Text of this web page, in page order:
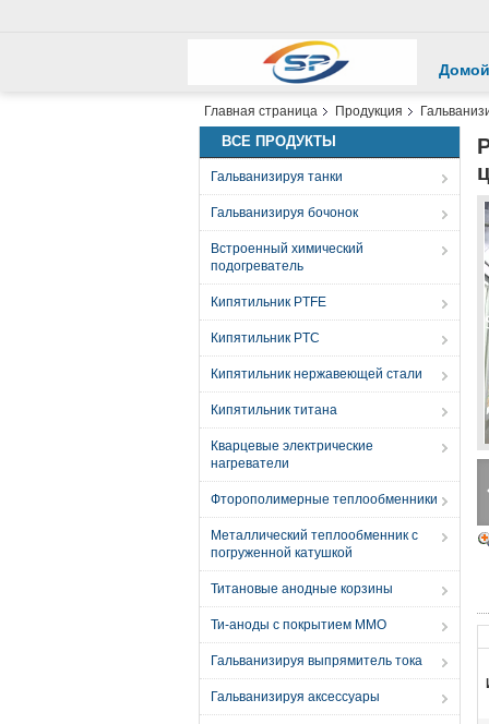
Домой
Главная страница Продукция
ВСЕ ПРОДУКТЫ
Гальванизируя танки
Гальванизируя бочонок
Встроенный химический
подогреватель
Кипятильник PTFE
Кипятильник PTC
Кипятильник нержавеющей стали
Кипятильник титана
Кварцевые электрические
нагреватели
Фторополимерные теплообменники
Металлический теплообменник с
погруженной катушкой
Титановые анодные корзины
Ти-аноды с покрытием MMO
Гальванизируя выпрямитель тока
Гальванизируя аксессуары